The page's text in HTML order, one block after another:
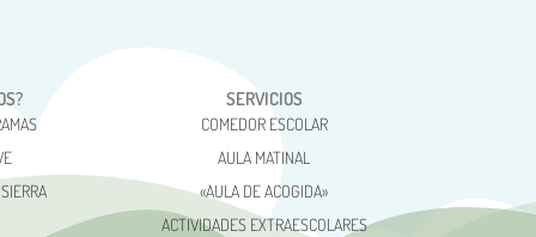
SERVICIOS
COMEDOR ESCOLAR
AULA MATINAL
«AULA DE ACOGIDA»
ACTIVIDADES EXTRAESCOLARES